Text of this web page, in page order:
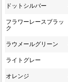
ドットシルバー
フラワーレースブラッ
ク
ラウメールグリーン
ライトグレー
オレンジ